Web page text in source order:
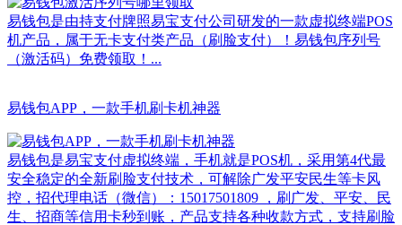
易钱包是由持支付牌照易宝支付公司研发的一款虚拟终端POS
机产品，属于无卡支付类产品（刷脸支付）！易钱包序列号
（激活码）免费领取！...
易钱包APP，一款手机刷卡机神器
易钱包是易宝支付虚拟终端，手机就是POS机，采用第4代最
安全稳定的全新刷脸支付技术，可解除广发平安民生等卡风
控，招代理电话（微信）：15017501809 ，刷广发、平安、民
生、招商等信用卡秒到账，产品支持各种收款方式，支持刷脸